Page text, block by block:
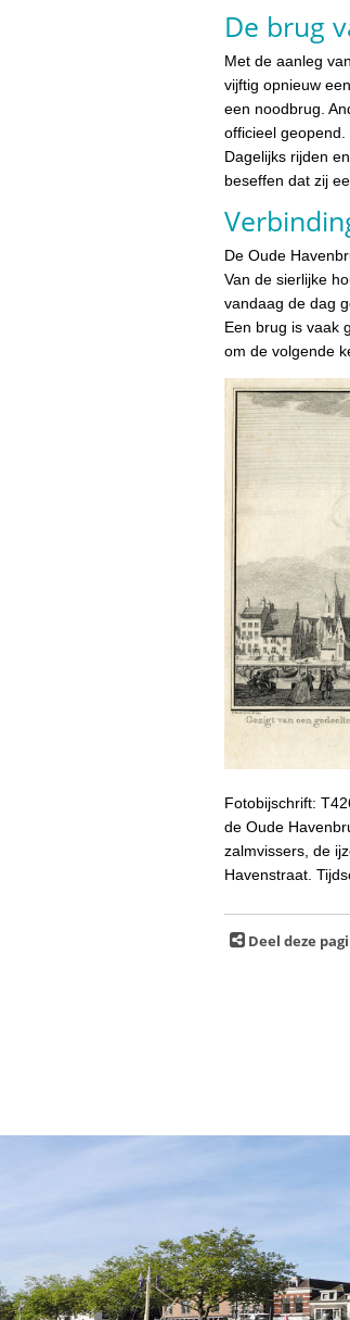
De brug
Met de aanleg
vijftig opnieuw
een noodbrug.
officieel geopend.
Dagelijks rijden
beseffen dat zij
De Oude
Van de sierlijke
vandaag de dag
Een brug is vaak
om de volgende
Fotobijschrift:
de Oude
zalmvissers, de
Havenstraat.
Deel deze